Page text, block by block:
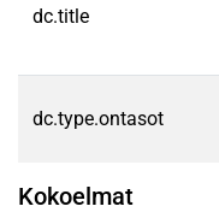
dc.title
dc.type.ontasot
Kokoelmat